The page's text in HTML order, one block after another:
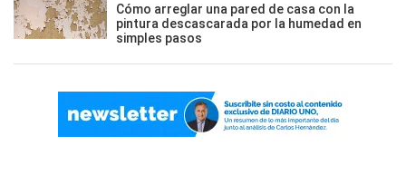
Cómo arreglar una pared de casa con la
pintura descascarada por la humedad en
simples pasos